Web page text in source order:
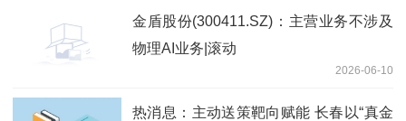
金盾股份(300411.SZ)：主营业务不涉及
物理AI业务|滚动
2026-06-10
热消息：主动送策靶向赋能 长春以“真金